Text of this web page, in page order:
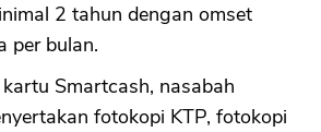
2 tahun dengan omset
per bulan.
Smartcash, nasabah
fotokopi KTP, fotokopi